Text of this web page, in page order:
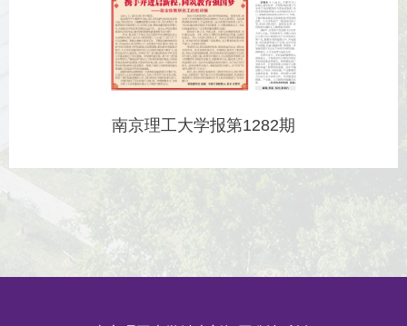
南京理工大学报第1282期